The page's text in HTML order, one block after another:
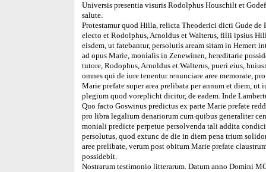
Universis presentia visuris Rodolphus Houschilt et
salute.
Protestamur quod Hilla, relicta Theoderici dicti Gude de
electo et Rodolphus, Arnoldus et Walterus, filii ipsius
eisdem, ut fatebantur, persolutis aream sitam in Hemert
ad opus Marie, monialis in Zenewinen, hereditarie
tutore, Rodophus, Arnoldus et Walterus, pueri eius,
omnes qui de iure tenentur renunciare aree memorate,
Marie prefate super area prelibata per annum et diem,
plegium quod voreplicht dicitur, de eadem. Inde
Quo facto Goswinus predictus ex parte Marie prefate
pro libra legalium denariorum cum quibus generaliter
moniali predicte perpetue persolvenda tali addita
persolutus, quod extunc de die in diem pena trium
aree prelibate, verum post obitum Marie prefate
possidebit.
Nostrarum testimonio litterarum. Datum anno Domini